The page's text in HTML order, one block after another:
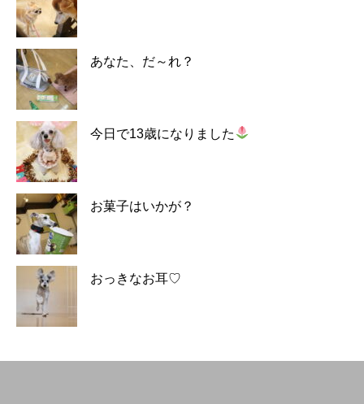
あなた、だ～れ？
今日で13歳になりました
お菓子はいかが？
おっきなお耳♡